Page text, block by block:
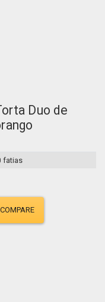
Duo de
fatias
COMPARE